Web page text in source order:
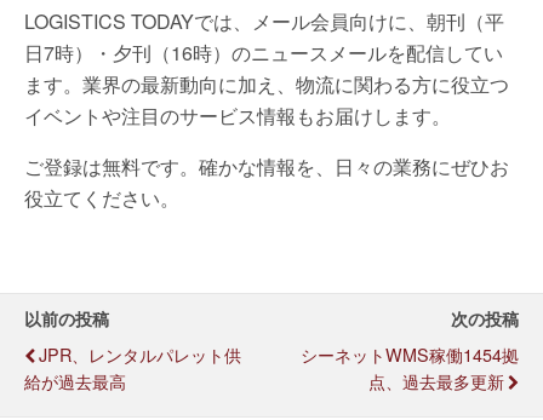
LOGISTICS TODAYでは、メール会員向けに、朝刊（平
日7時）・夕刊（16時）のニュースメールを配信してい
ます。業界の最新動向に加え、物流に関わる方に役立つ
イベントや注目のサービス情報もお届けします。
ご登録は無料です。確かな情報を、日々の業務にぜひお
役立てください。
以前の投稿
JPR、レンタルパレット供
給が過去最高
次の投稿
シーネットWMS稼働1454拠
点、過去最多更新